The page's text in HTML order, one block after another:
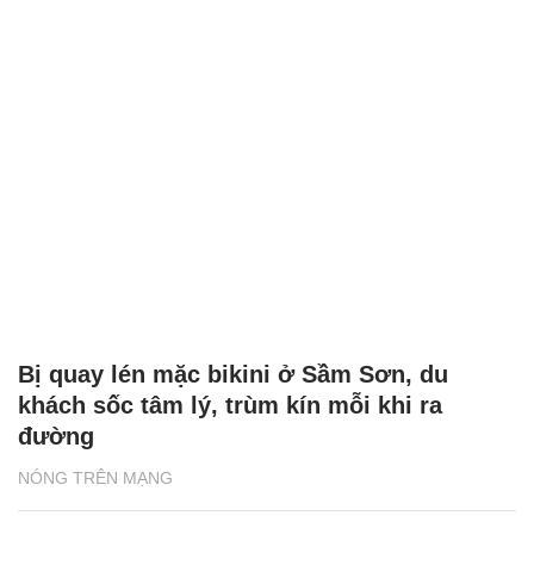
NÓNG TRÊN MẠNG
Bị quay lén mặc bikini ở Sầm Sơn, du
khách sốc tâm lý, trùm kín mỗi khi ra
đường